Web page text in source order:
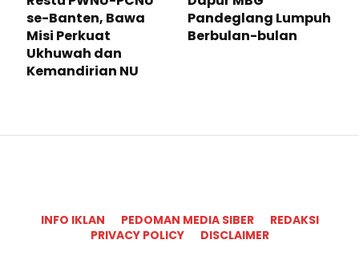
se-Banten, Bawa
Misi Perkuat
Ukhuwah dan
Kemandirian NU
Pandeglang Lumpuh
Berbulan-bulan
INFO IKLAN PEDOMAN MEDIA SIBER
REDAKSI
PRIVACY POLICY
DISCLAIMER